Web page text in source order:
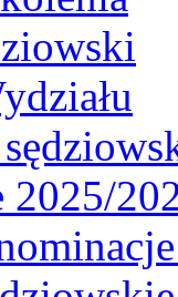
2025/